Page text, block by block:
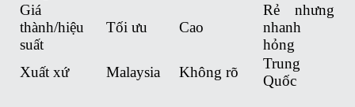
Giá
thành/hiệu
suất
Tối ưu Cao
Rẻ nhưng
nhanh
hỏng
Xuất xứ
Malaysia Không rõ
Trung
Quốc